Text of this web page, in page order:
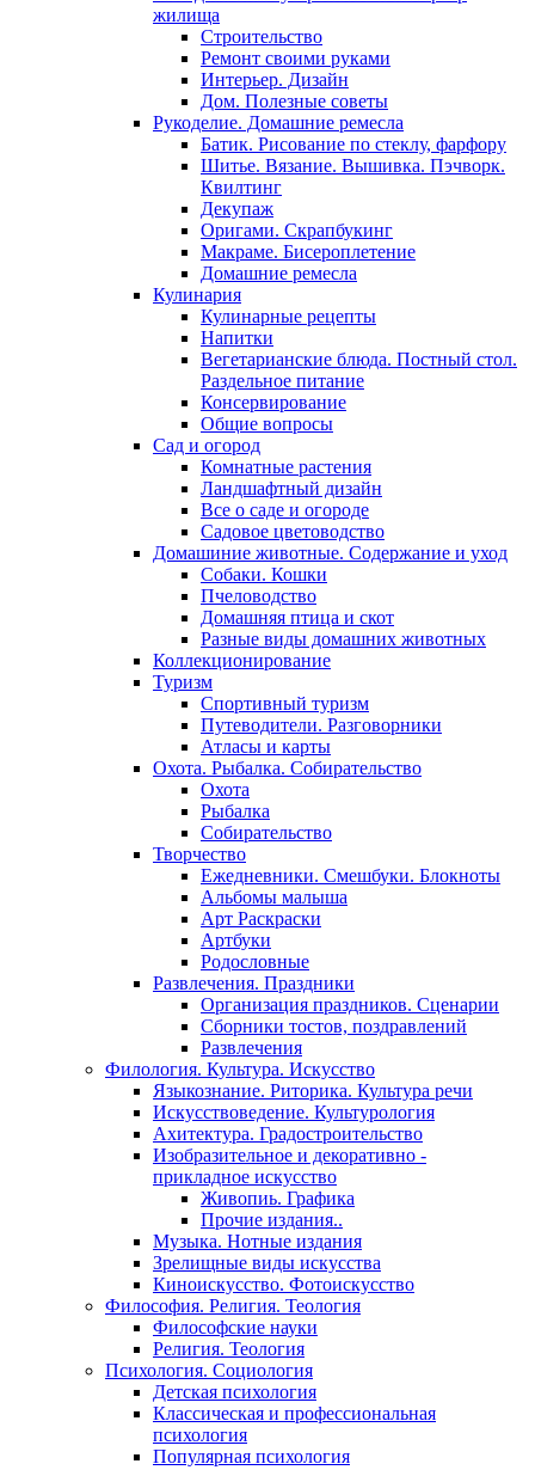
жилища
Строительство
Ремонт своими руками
Интерьер. Дизайн
Дом. Полезные советы
Рукоделие. Домашние ремесла
Батик. Рисование по стеклу, фарфору
Шитье. Вязание. Вышивка. Пэчворк.
Квилтинг
Декупаж
Оригами. Скрапбукинг
Макраме. Бисероплетение
Домашние ремесла
Кулинария
Кулинарные рецепты
Напитки
Вегетарианские блюда. Постный стол.
Раздельное питание
Консервирование
Общие вопросы
Сад и огород
Комнатные растения
Ландшафтный дизайн
Все о саде и огороде
Садовое цветоводство
Домашиние животные. Содержание и уход
Собаки. Кошки
Пчеловодство
Домашняя птица и скот
Разные виды домашних животных
Коллекционирование
Туризм
Спортивный туризм
Путеводители. Разговорники
Атласы и карты
Охота. Рыбалка. Собирательство
Охота
Рыбалка
Собирательство
Творчество
Ежедневники. Смешбуки. Блокноты
Альбомы малыша
Арт Раскраски
Артбуки
Родословные
Развлечения. Праздники
Организация праздников. Сценарии
Сборники тостов, поздравлений
Развлечения
Филология. Культура. Искусство
Языкознание. Риторика. Культура речи
Искусствоведение. Культурология
Ахитектура. Градостроительство
Изобразительное и декоративно -
прикладное искусство
Живопиь. Графика
Прочие издания..
Музыка. Нотные издания
Зрелищные виды искусства
Киноискусство. Фотоискусство
Философия. Религия. Теология
Философские науки
Религия. Теология
Психология. Социология
Детская психология
Классическая и профессиональная
психология
Популярная психология